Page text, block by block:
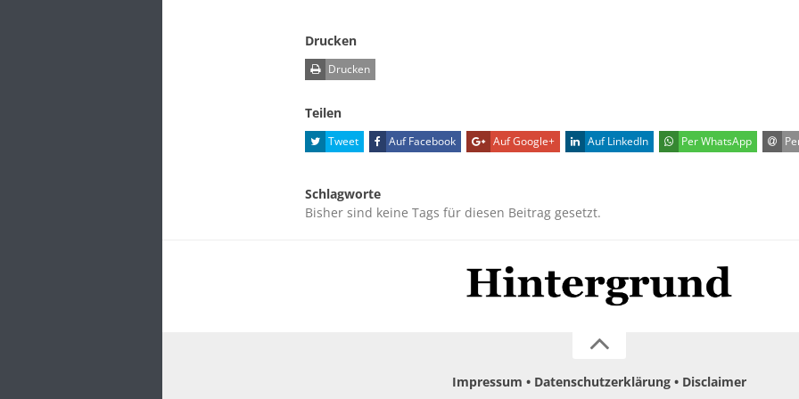
Drucken
Drucken
Teilen
Tweet Auf Facebook Auf Google+ Auf LinkedIn Per WhatsApp
Schlagworte
Bisher sind keine Tags für diesen Beitrag gesetzt.
Impressum Datenschutzerklärung Disclaimer